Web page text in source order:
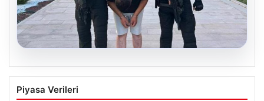
FETÖ’cü Burkay Karatepe ile Bağlantılı
Şüphelinin İfadesi Ortaya Çıktı: ‘Salih
Piyasa Verileri